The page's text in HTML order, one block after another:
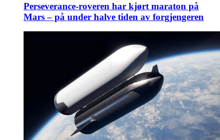
Perseverance-roveren har kjørt maraton på
Mars – på under halve tiden av forgjengeren